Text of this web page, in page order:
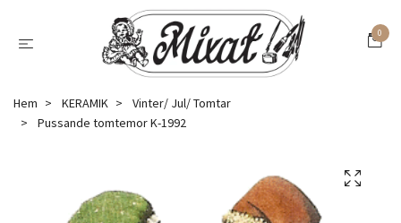
0
Hem KERAMIK
Vinter/ Jul/ Tomtar
Pussande tomtemor K-1992